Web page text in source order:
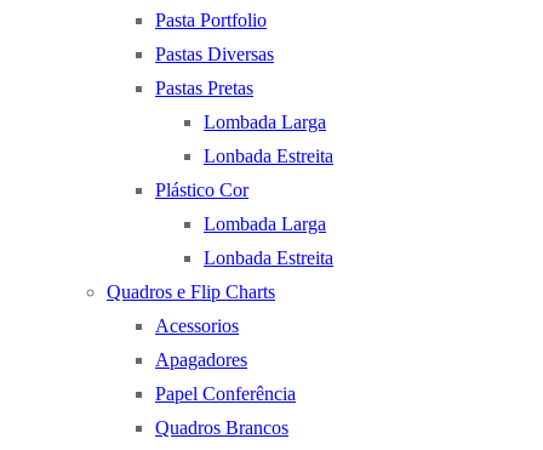
Pasta Portfolio
Pastas Diversas
Pastas Pretas
Lombada Larga
Lonbada Estreita
Plástico Cor
Lombada Larga
Lonbada Estreita
Quadros e Flip Charts
Acessorios
Apagadores
Papel Conferência
Quadros Brancos